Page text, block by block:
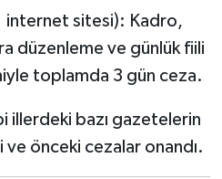
internet sitesi): Kadro,
düzenleme ve günlük fiili
toplamda 3 gün ceza.
illerdeki bazı gazetelerin
önceki cezalar onandı.